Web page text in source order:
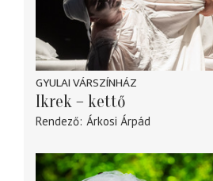
GYULAI VÁRSZÍNHÁZ
Ikrek – kettő
Rendező Árkosi Árpád